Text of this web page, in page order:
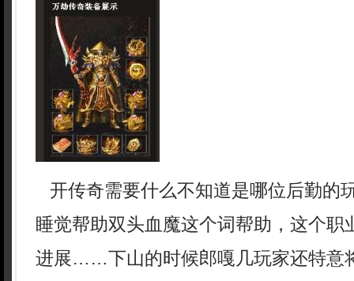
开传奇需要什么不知道是哪位后勤的
睡觉帮助双头血魔这个词帮助，这个职
进展……下山的时候郎嘎几玩家还特意